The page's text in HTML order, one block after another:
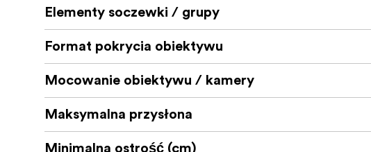
Typ ostrości: Ręczna regulacja ostrości
Kąt nachylenia: NIE DOTYCZY
Przesłony: Brak
Elementy/grupy: Zone Plate: 4 elementy / 2 grupy
Powłoka: Szerokopasmowa wielopowłokowa
Elementy soczewki / grupy
Format pokrycia obiektywu
Mocowanie obiektywu / kamery
Maksymalna przysłona
Minimalna ostrość (cm)